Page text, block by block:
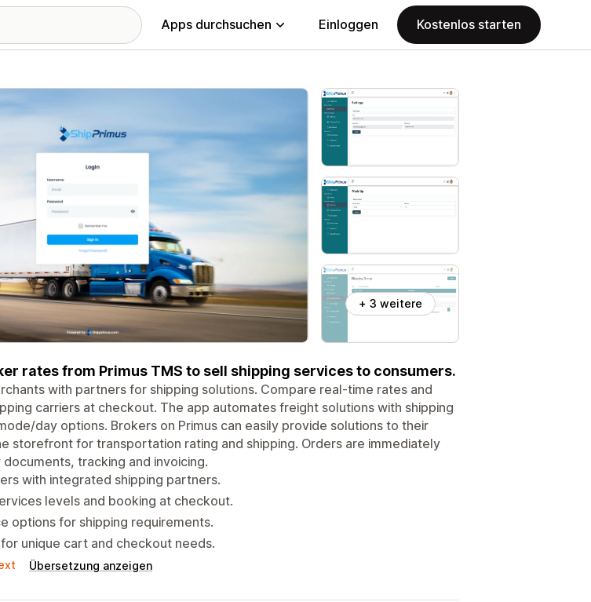
Apps durchsuchen Einloggen Kostenlos starten
+ 3 weitere
rates from Primus TMS to sell shipping services to consumers.
with partners for shipping solutions. Compare real-time rates and
carriers at checkout. The app automates freight solutions with shipping
day options. Brokers on Primus can easily provide solutions to their
storefront for transportation rating and shipping. Orders are immediately
tracking and invoicing.
with integrated shipping partners.
levels and booking at checkout.
options for shipping requirements.
unique cart and checkout needs.
Übersetzung anzeigen